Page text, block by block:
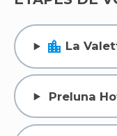
location_city La
Preluna